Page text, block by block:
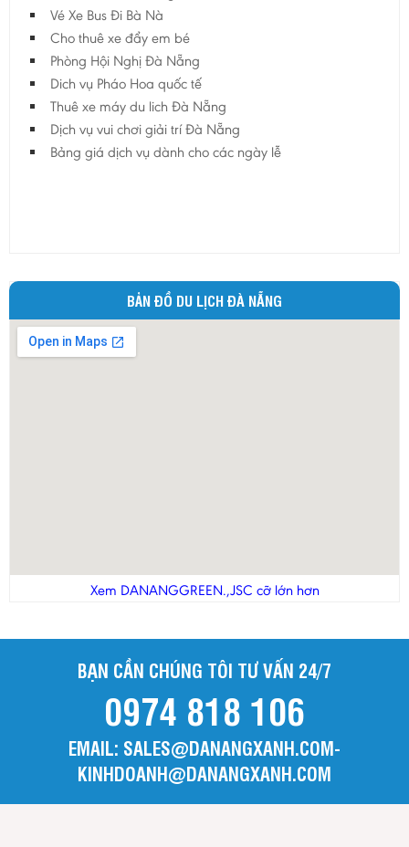
Lai Châu
Lạng Sơn
Long An
Nam Định
Nghệ An
Quảng Bình
Quảng Ngãi
Quảng Ninh
Tuyên Quang
Vé Xe Bus Đi Bà Nà
Cho thuê xe đẩy em bé
Phòng Hội Nghị Đà Nẵng
Dich vụ Pháo Hoa quốc tế
Thuê xe máy du lich Đà Nẵng
Dịch vụ vui chơi giải trí Đà Nẵng
Bảng giá dịch vụ dành cho các ngày lễ
BẢN ĐỒ DU LỊCH ĐÀ NẴNG
Xem DANANGGREEN.,JSC cỡ lớn hơn
BẠN CẦN CHÚNG TÔI TƯ VẤN 24/7
0974 818 106
EMAIL: SALES@DANANGXANH.COM-
KINHDOANH@DANANGXANH.COM